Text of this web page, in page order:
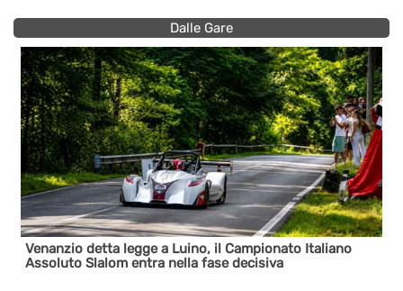
Dalle Gare
Venanzio detta legge a Luino, il Campionato Italiano
Assoluto Slalom entra nella fase decisiva